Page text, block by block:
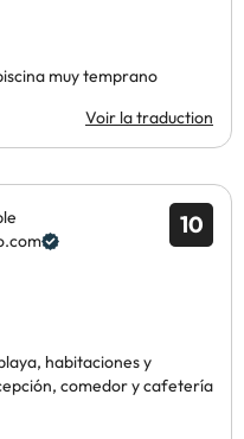
muy temprano
Voir la traduction
10
habitaciones y
comedor y cafetería